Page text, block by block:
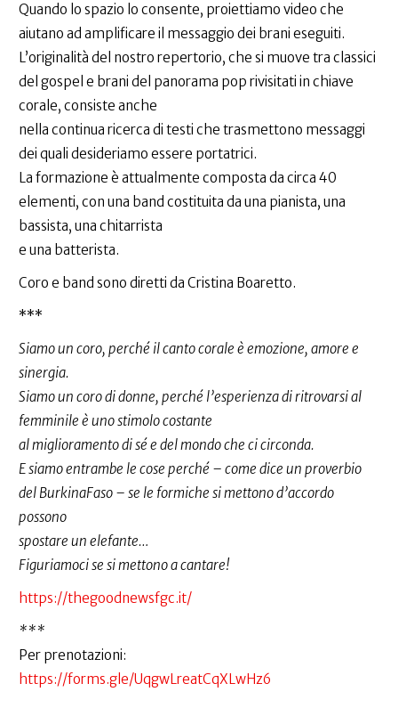
Quando lo spazio lo consente, proiettiamo video che
aiutano ad amplificare il messaggio dei brani eseguiti.
L’originalità del nostro repertorio, che si muove tra classici
del gospel e brani del panorama pop rivisitati in chiave
corale, consiste anche
nella continua ricerca di testi che trasmettono messaggi
dei quali desideriamo essere portatrici.
La formazione è attualmente composta da circa 40
elementi, con una band costituita da una pianista, una
bassista, una chitarrista
e una batterista.
Coro e band sono diretti da Cristina Boaretto.
***
Siamo un coro, perché il canto corale è emozione, amore e
sinergia.
Siamo un coro di donne, perché l’esperienza di ritrovarsi al
femminile è uno stimolo costante
al miglioramento di sé e del mondo che ci circonda.
E siamo entrambe le cose perché – come dice un proverbio
del BurkinaFaso – se le formiche si mettono d’accordo
possono
spostare un elefante…
Figuriamoci se si mettono a cantare!
https://thegoodnewsfgc.it/
***
Per prenotazioni:
https://forms.gle/UqgwLreatCqXLwHz6